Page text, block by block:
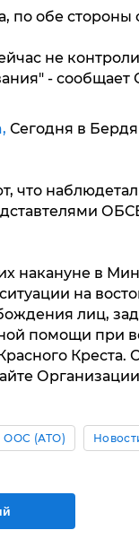
по обе
не
- сообщает
Сегодня в
что
накануне в
на
лиц,
помощи при
Креста.
ООС (АТО)